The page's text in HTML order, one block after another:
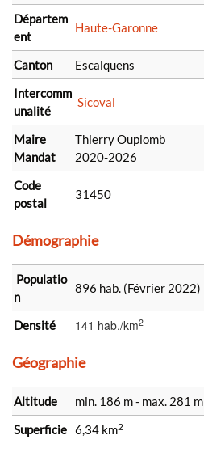
Départem
ent
Haute-Garonne
Canton
Escalquens
Intercomm
unalité
Sicoval
Maire
Mandat
Thierry Ouplomb
2020-2026
Code
postal
31450
Démographie
Populatio
n
896 hab. (Février 2022)
Densité 141 hab./km2
Géographie
Altitude
min. 186 m - max. 281 m
Superficie 6,34 km2